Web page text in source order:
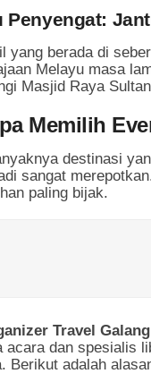
Penyengat:
yang berada di
Melayu masa
Masjid Raya
Memilih
destinasi
sangat
paling bijak.
Travel
acara dan spesialis
Berikut adalah